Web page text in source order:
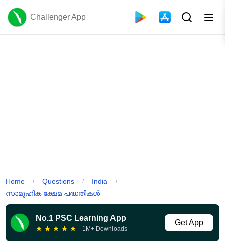
Challenger App
Home / Questions / India /
സാമൂഹിക ക്ഷേമ പദ്ധതികൾ
No.1 PSC Learning App
★ ★ ★ ★ ★ 1M+ Downloads
Get App